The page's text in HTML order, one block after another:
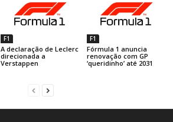
F1
A declaração de Leclerc
direcionada a
Verstappen
F1
Fórmula 1 anuncia
renovação com GP
‘queridinho’ até 2031